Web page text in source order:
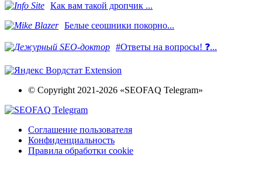
Как вам такой дропчик ...
Белые сеошники покорно...
#Ответы на вопросы! ❓...
© Copyright 2021-2026 «SEOFAQ Telegram»
Соглашение пользователя
Конфиденциальность
Правила обработки cookie